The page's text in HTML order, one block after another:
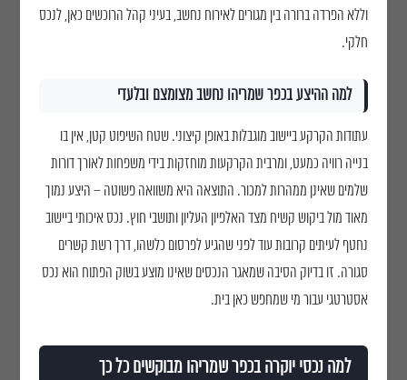
וללא הפרדה ברורה בין מגורים לאירוח נחשב, בעיני קהל הרוכשים כאן, לנכס
חלקי.
למה ההיצע בכפר שמריהו נחשב מצומצם ובלעדי
עתודות הקרקע ביישוב מוגבלות באופן קיצוני. שטח השיפוט קטן, אין בו
בנייה רוויה כמעט, ומרבית הקרקעות מוחזקות בידי משפחות לאורך דורות
שלמים שאינן ממהרות למכור. התוצאה היא משוואה פשוטה – היצע נמוך
מאוד מול ביקוש קשיח מצד האלפיון העליון ותושבי חוץ. נכס איכותי ביישוב
נחטף לעיתים קרובות עוד לפני שהגיע לפרסום כלשהו, דרך רשת קשרים
סגורה. זו בדיוק הסיבה שמאגר הנכסים שאינו מוצע בשוק הפתוח הוא נכס
אסטרטגי עבור מי שמחפש כאן בית.
למה נכסי יוקרה בכפר שמריהו מבוקשים כל כך